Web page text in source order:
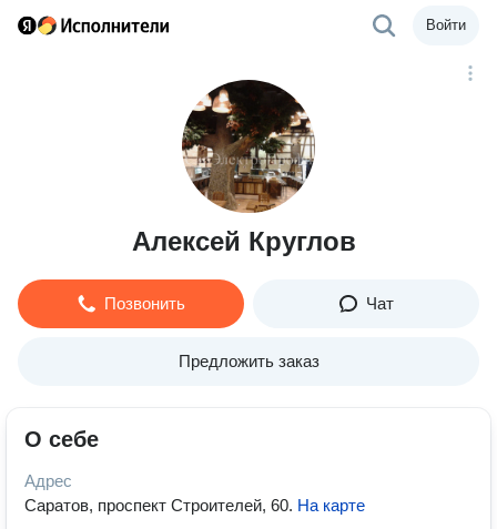
Войти
Алексей Круглов
Позвонить Чат
Предложить заказ
О себе
Адрес
Саратов, проспект Строителей, 60. На карте